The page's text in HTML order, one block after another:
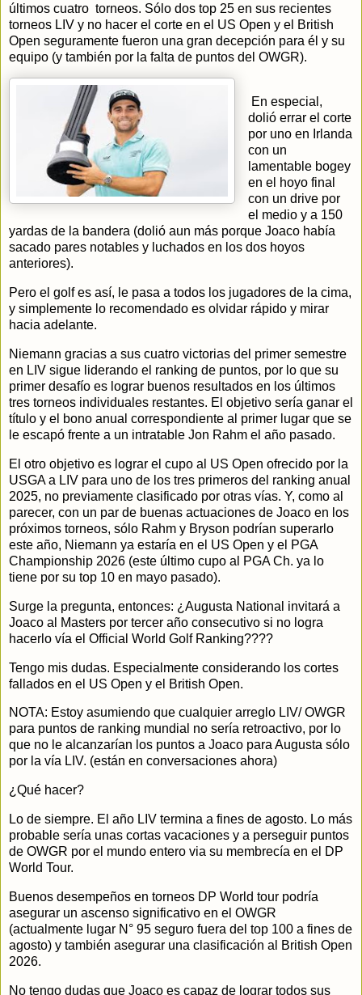
últimos cuatro torneos. Sólo dos top 25 en sus recientes
torneos LIV y no hacer el corte en el US Open y el British
Open seguramente fueron una gran decepción para él y su
equipo (y también por la falta de puntos del OWGR).
En especial,
dolió errar el corte
por uno en Irlanda
con un
lamentable bogey
en el hoyo final
con un drive por
el medio y a 150
yardas de la bandera (dolió aun más porque Joaco había
sacado pares notables y luchados en los dos hoyos
anteriores).
Pero el golf es así, le pasa a todos los jugadores de la cima,
y simplemente lo recomendado es olvidar rápido y mirar
hacia adelante.
Niemann gracias a sus cuatro victorias del primer semestre
en LIV sigue liderando el ranking de puntos, por lo que su
primer desafío es lograr buenos resultados en los últimos
tres torneos individuales restantes. El objetivo sería ganar el
título y el bono anual correspondiente al primer lugar que se
le escapó frente a un intratable Jon Rahm el año pasado.
El otro objetivo es lograr el cupo al US Open ofrecido por la
USGA a LIV para uno de los tres primeros del ranking anual
2025, no previamente clasificado por otras vías. Y, como al
parecer, con un par de buenas actuaciones de Joaco en los
próximos torneos, sólo Rahm y Bryson podrían superarlo
este año, Niemann ya estaría en el US Open y el PGA
Championship 2026 (este último cupo al PGA Ch. ya lo
tiene por su top 10 en mayo pasado).
Surge la pregunta, entonces: ¿Augusta National invitará a
Joaco al Masters por tercer año consecutivo si no logra
hacerlo vía el Official World Golf Ranking????
Tengo mis dudas. Especialmente considerando los cortes
fallados en el US Open y el British Open.
NOTA: Estoy asumiendo que cualquier arreglo LIV/ OWGR
para puntos de ranking mundial no sería retroactivo, por lo
que no le alcanzarían los puntos a Joaco para Augusta sólo
por la vía LIV. (están en conversaciones ahora)
¿Qué hacer?
Lo de siempre. El año LIV termina a fines de agosto. Lo más
probable sería unas cortas vacaciones y a perseguir puntos
de OWGR por el mundo entero via su membrecía en el DP
World Tour.
Buenos desempeños en torneos DP World tour podría
asegurar un ascenso significativo en el OWGR
(actualmente lugar N° 95 seguro fuera del top 100 a fines de
agosto) y también asegurar una clasificación al British Open
2026.
No tengo dudas que Joaco es capaz de lograr todos sus